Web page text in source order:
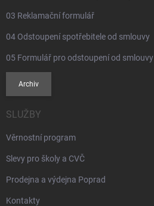
03 Reklamační formulář
04 Odstoupení spotřebitele od smlouvy
05 Formulář pro odstoupení od smlouvy
Archiv
SLUŽBY
Věrnostní program
Slevy pro školy a CVČ
Prodejna a výdejna Poprad
Kontakty